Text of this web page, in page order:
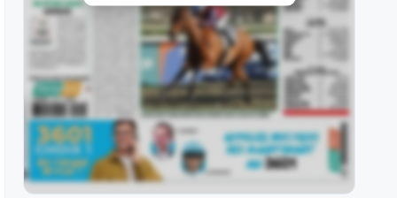
JUIN 9, 2026 18
Kaporal Carisaie : Il réalise une année 2026 de
toute beauté puisqu’il a
JUIN 8, 2026 18
Afogado : A 2 ans, The Tinker (9) n’a mis que
deux
JUIN 7, 2026 15